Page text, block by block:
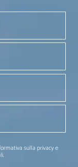
sulla privacy e